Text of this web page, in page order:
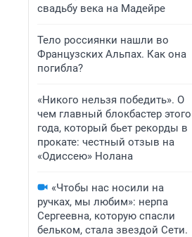
свадьбу века на Мадейре
Тело россиянки нашли во
Французских Альпах. Как она
погибла?
«Никого нельзя победить». О
чем главный блокбастер этого
года, который бьет рекорды в
прокате: честный отзыв на
«Одиссею» Нолана
«Чтобы нас носили на
ручках, мы любим»: нерпа
Сергеевна, которую спасли
бельком, стала звездой Сети.